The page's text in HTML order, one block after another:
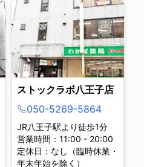
ストックラボ八王子店
050-5269-5864
JR八王子駅より徒歩1分
営業時間：11:00 - 20:00
定休日：なし（臨時休業・
年末年始を除く）